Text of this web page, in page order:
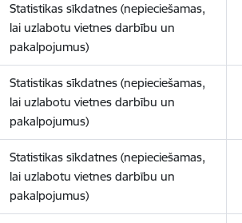
Statistikas sīkdatnes (nepieciešamas,
lai uzlabotu vietnes darbību un
pakalpojumus)
Statistikas sīkdatnes (nepieciešamas,
lai uzlabotu vietnes darbību un
pakalpojumus)
Statistikas sīkdatnes (nepieciešamas,
lai uzlabotu vietnes darbību un
pakalpojumus)